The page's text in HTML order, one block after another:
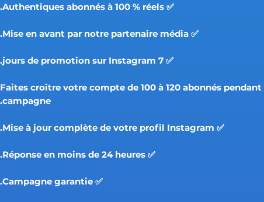
✅ Authentiques abonnés à 100 % réels.
✅ Mise en avant par notre partenaire média.
✅ 7 jours de promotion sur Instagram.
✅ Faites croître votre compte de 100 à 120 abonnés pendant
campagne.
✅ Mise à jour complète de votre profil Instagram.
✅ Réponse en moins de 24 heures.
✅ Campagne garantie.